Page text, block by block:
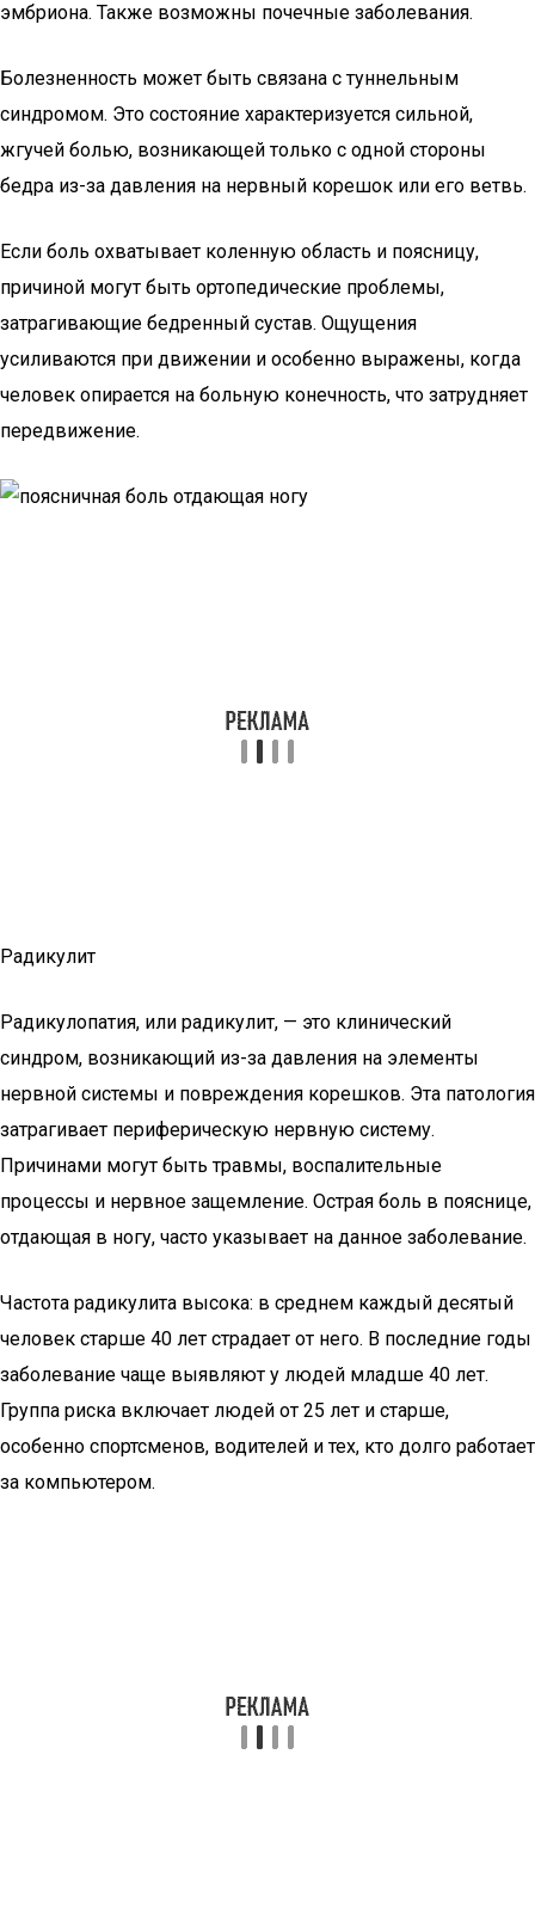
эмбриона. Также возможны почечные заболевания.
Болезненность может быть связана с туннельным
синдромом. Это состояние характеризуется сильной,
жгучей болью, возникающей только с одной стороны
бедра из-за давления на нервный корешок или его ветвь.
Если боль охватывает коленную область и поясницу,
причиной могут быть ортопедические проблемы,
затрагивающие бедренный сустав. Ощущения
усиливаются при движении и особенно выражены, когда
человек опирается на больную конечность, что затрудняет
передвижение.
Радикулит
Радикулопатия, или радикулит, — это клинический
синдром, возникающий из-за давления на элементы
нервной системы и повреждения корешков. Эта патология
затрагивает периферическую нервную систему.
Причинами могут быть травмы, воспалительные
процессы и нервное защемление. Острая боль в пояснице,
отдающая в ногу, часто указывает на данное заболевание.
Частота радикулита высока: в среднем каждый десятый
человек старше 40 лет страдает от него. В последние годы
заболевание чаще выявляют у людей младше 40 лет.
Группа риска включает людей от 25 лет и старше,
особенно спортсменов, водителей и тех, кто долго работает
за компьютером.